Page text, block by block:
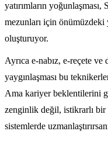
yatırımların
mezunları için önümüzdeki
oluşturuyor.
Ayrıca e-nabız, e-reçete ve
yaygınlaşması bu
Ama kariyer beklentilerini
zenginlik değil, istikrarlı
sistemlerde